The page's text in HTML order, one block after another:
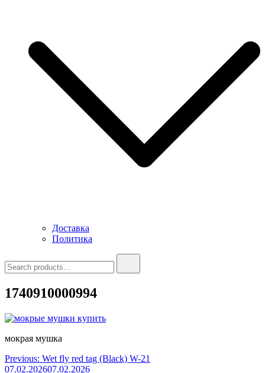
Доставка
Политика
for:
1740910000994
мокрая мушка
Навигация
Previous: Wet fly red tag (Black) W-21
07.02.202607.02.2026